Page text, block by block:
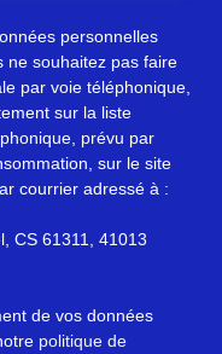
personnelles
ne souhaitez pas faire
par voie téléphonique,
sur la liste
prévu par
sur le site
courrier adressé à :
CS 61311, 41013
de vos données
politique de